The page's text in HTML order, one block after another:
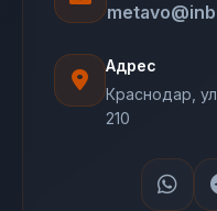
Адрес
Краснодар,
210